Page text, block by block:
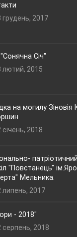
грудень, 2017
Січ"
лютий, 2015
на могилу Зіновія
січень, 2018
"Повстанець"
Мельника.
липень, 2017
- 2018"
серпень, 2018